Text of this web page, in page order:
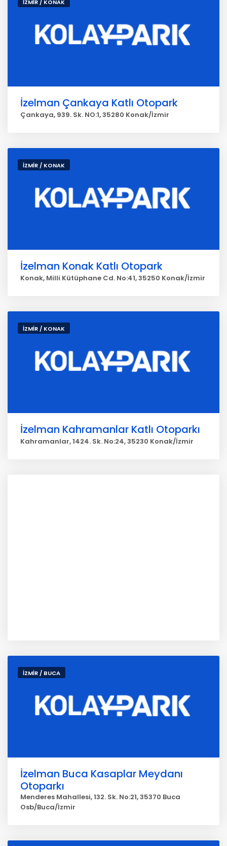
İZMİR / KONAK
İzelman Çankaya Katlı Otopark
Çankaya, 939. Sk. NO:1, 35280 Konak/İzmir
İZMİR / KONAK
İzelman Konak Katlı Otopark
Konak, Milli Kütüphane Cd. No:41, 35250 Konak/İzmir
İZMİR / KONAK
İzelman Kahramanlar Katlı Otoparkı
Kahramanlar, 1424. Sk. No:24, 35230 Konak/İzmir
İZMİR / BUCA
İzelman Buca Kasaplar Meydanı
Otoparkı
Menderes Mahallesi, 132. Sk. No:21, 35370 Buca
Osb/Buca/İzmir